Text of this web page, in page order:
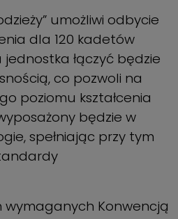
umożliwi odbycie
dla 120 kadetów
łączyć będzie
co pozwoli na
poziomu kształcenia
będzie w
spełniając przy tym
Konwencją